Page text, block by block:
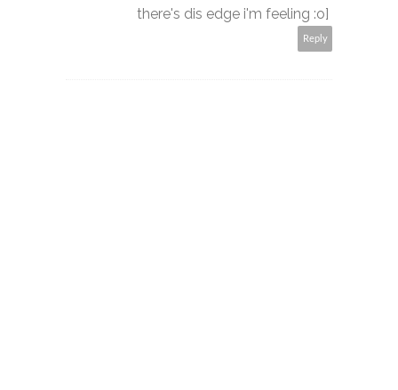
there's dis edge i'm feeling :o]
Reply